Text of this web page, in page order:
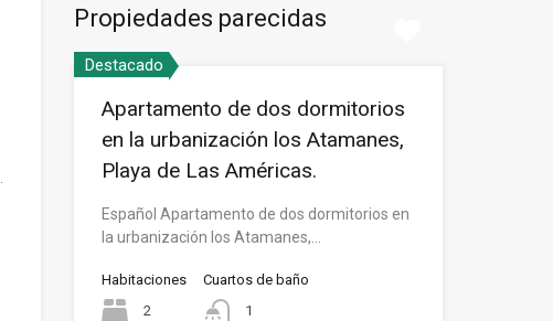
Propiedades parecidas
Destacado
Apartamento de dos dormitorios
en la urbanización los Atamanes,
Playa de Las Américas.
Español Apartamento de dos dormitorios en
la urbanización los Atamanes,…
Habitaciones
2
Cuartos de baño
1